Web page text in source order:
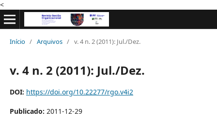
<
Início / Arquivos / v. 4 n. 2 (2011): Jul./Dez.
v. 4 n. 2 (2011): Jul./Dez.
DOI: https://doi.org/10.22277/rgo.v4i2
Publicado: 2011-12-29